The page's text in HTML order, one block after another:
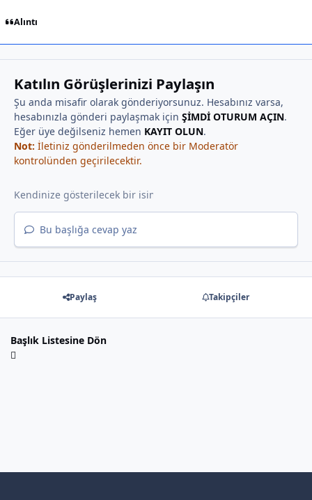
Alıntı
Katılın Görüşlerinizi Paylaşın
Şu anda misafir olarak gönderiyorsunuz. Hesabınız varsa,
hesabınızla gönderi paylaşmak için ŞİMDİ OTURUM AÇIN.
Eğer üye değilseniz hemen KAYIT OLUN.
Not: İletiniz gönderilmeden önce bir Moderatör
kontrolünden geçirilecektir.
Bu başlığa cevap yaz
Paylaş Takipçiler
Başlık Listesine Dön